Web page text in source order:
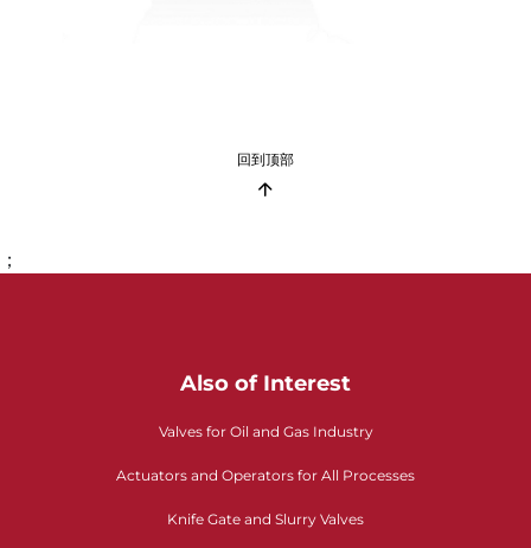
回到顶部
；
Also of Interest
Valves for Oil and Gas Industry
Actuators and Operators for All Processes
Knife Gate and Slurry Valves